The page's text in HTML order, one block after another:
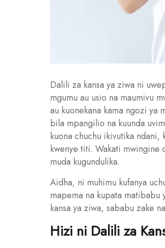
Dalili za kansa ya ziwa ni
mgumu au usio na maumivu
au kuonekana kama ngozi ya
bila mpangilio na kuunda
kuona chuchu ikivutika ndani,
kwenye titi. Wakati mwingine
muda kugundulika.
Aidha, ni muhimu kufanya
mapema na kupata matibabu
kansa ya ziwa, sababu zake
Hizi ni Dalili za